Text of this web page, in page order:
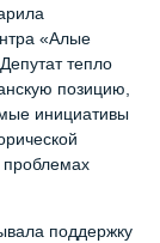
«Алые
тепло
позицию,
инициативы
проблемах
поддержку